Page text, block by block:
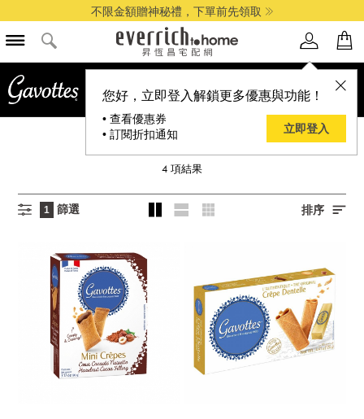
不限金額贈神秘禮，下單前先領取
您好，立即登入解鎖更多優惠與功能！
• 查看優惠券
• 訂閱折扣通知
立即登入
GAVOTTES
4 項結果
1 篩選 排序